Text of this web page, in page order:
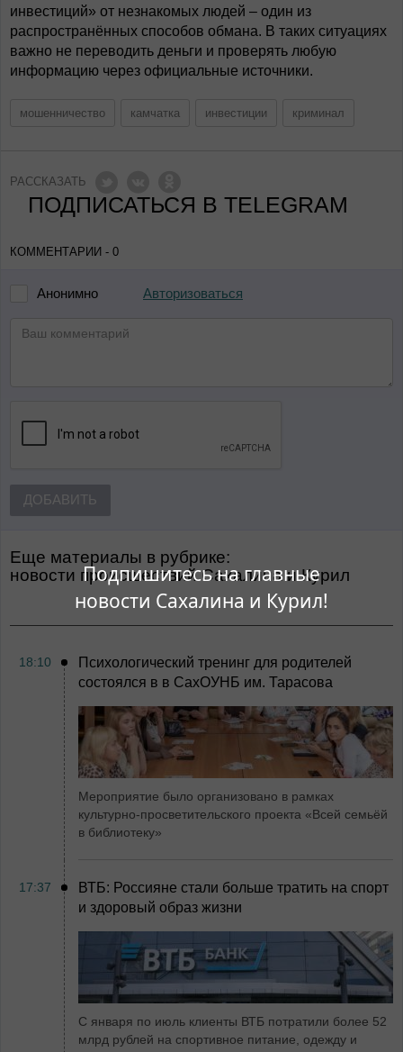
Подпишитесь на главные
новости Сахалина и Курил!
инвестиций» от незнакомых людей – один из
распространённых способов обмана. В таких ситуациях
важно не переводить деньги и проверять любую
информацию через официальные источники.
мошенничество камчатка инвестиции криминал
РАССКАЗАТЬ
ПОДПИСАТЬСЯ В TELEGRAM
КОММЕНТАРИИ - 0
Анонимно Авторизоваться
ДОБАВИТЬ
Еще материалы в рубрике:
Новости происшествий Сахалина и Курил
18:10
Психологический тренинг для родителей
состоялся в в СахОУНБ им. Тарасова
Мероприятие было организовано в рамках
культурно-просветительского проекта «Всей семьёй
в библиотеку»
17:37
ВТБ: Россияне стали больше тратить на спорт
и здоровый образ жизни
С января по июль клиенты ВТБ потратили более 52
млрд рублей на спортивное питание, одежду и